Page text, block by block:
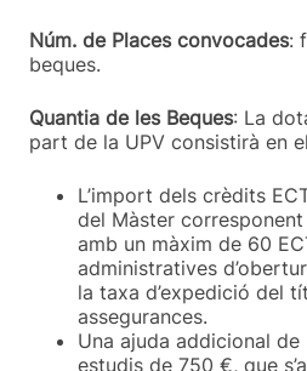
Núm. de Places convocades:
beques.
Quantia de les Beques: La
part de la UPV consistirà en
L’import dels crèdits
del Màster
amb un màxim de 60
administratives
la taxa d’expedició del
assegurances.
Una ajuda addicional
estudis de 750 €, que